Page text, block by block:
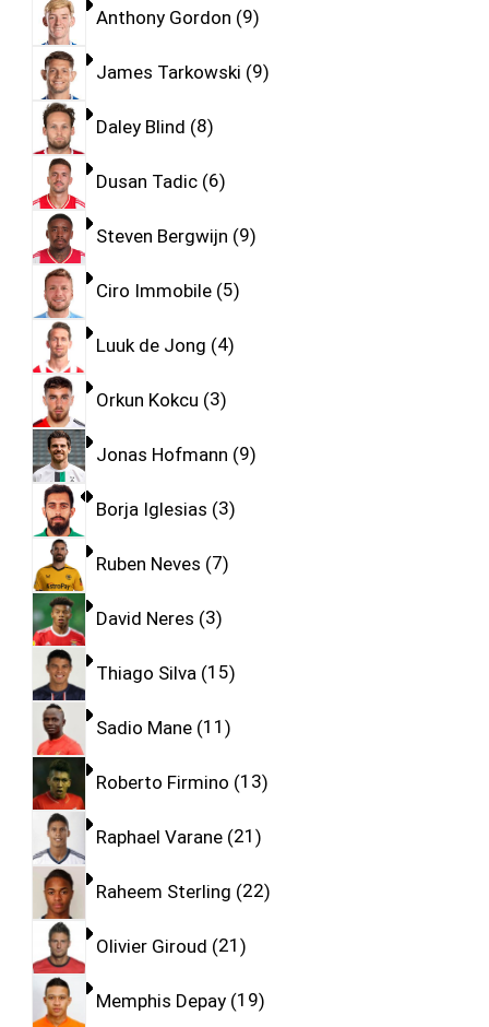
Anthony Gordon 9
James Tarkowski 9
Daley Blind 8
Dusan Tadic 6
Steven Bergwijn 9
Ciro Immobile 5
Luuk de Jong 4
Orkun Kokcu 3
Jonas Hofmann 9
Borja Iglesias 3
Ruben Neves 7
David Neres 3
Thiago Silva 15
Sadio Mane 11
Roberto Firmino 13
Raphael Varane 21
Raheem Sterling 22
Olivier Giroud 21
Memphis Depay 19